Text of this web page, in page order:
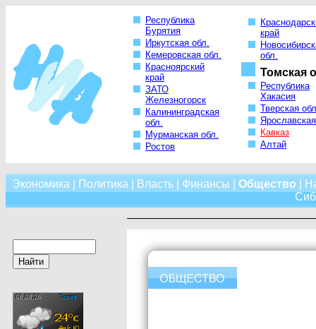
Республика
Бурятия
Иркутская обл.
Кемеровская обл.
Красноярский
край
ЗАТО
Железногорск
Калининградская
обл.
Мурманская обл.
Ростов
край
обл.
Томская
Республика
Хакасия
Тверская
Кавказ
Алтай
Экономика Политика Власть| Финансы Общество